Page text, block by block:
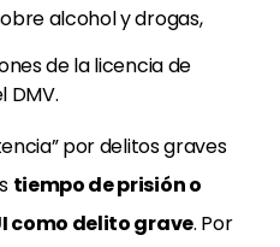
alcohol y drogas,
de la licencia de
DMV.
por delitos graves
tiempo de prisión o
como delito grave. Por